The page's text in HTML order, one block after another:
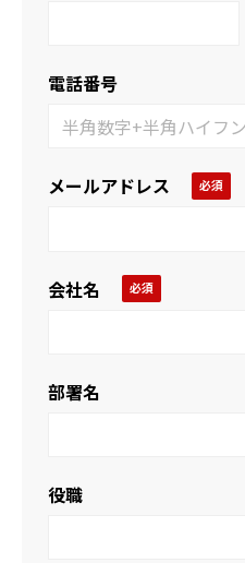
電話番号
メールアドレス
会社名
部署名
役職